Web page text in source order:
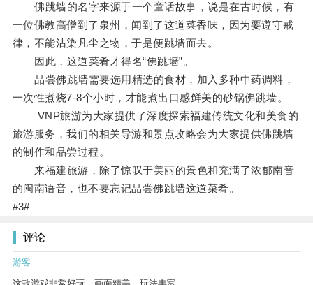
佛跳墙的名字来源于一个童话故事，说是在古时候，有
一位佛教高僧到了泉州，闻到了这道菜香味，因为要遵守戒
律，不能沾染凡尘之物，于是便跳墙而去。
因此，这道菜肴才得名“佛跳墙”。
品尝佛跳墙需要选用精选的食材，加入多种中药调料，
一次性煮烧7-8个小时，才能煮出口感鲜美的砂锅佛跳墙。
VNP旅游为大家提供了深度探索福建传统文化和美食的
旅游服务，我们的相关导游和景点攻略会为大家提供佛跳墙
的制作和品尝过程。
来福建旅游，除了惊叹于美丽的景色和充满了浓郁南音
的闽南语音，也不要忘记品尝佛跳墙这道菜肴。
#3#
评论
游客